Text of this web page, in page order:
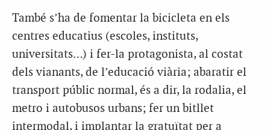
També s’ha de fomentar la bicicleta en els
centres educatius (escoles, instituts,
universitats…) i fer-la protagonista, al costat
dels vianants, de l’educació viària; abaratir el
transport públic normal, és a dir, la rodalia, el
metro i autobusos urbans; fer un bitllet
intermodal, i implantar la gratuïtat per a